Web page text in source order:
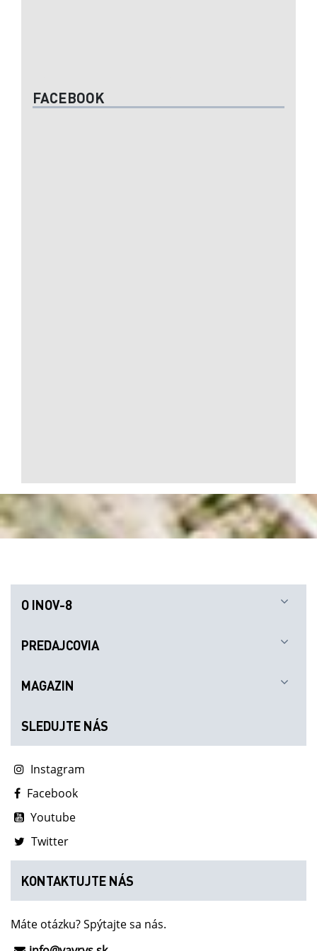
FACEBOOK
O INOV-8
PREDAJCOVIA
MAGAZIN
SLEDUJTE NÁS
Instagram
Facebook
Youtube
Twitter
KONTAKTUJTE NÁS
Máte otázku? Spýtajte sa nás.